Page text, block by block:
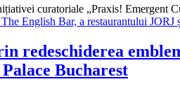
curatoriale „Praxis! Emergent
redeschiderea
Bucharest